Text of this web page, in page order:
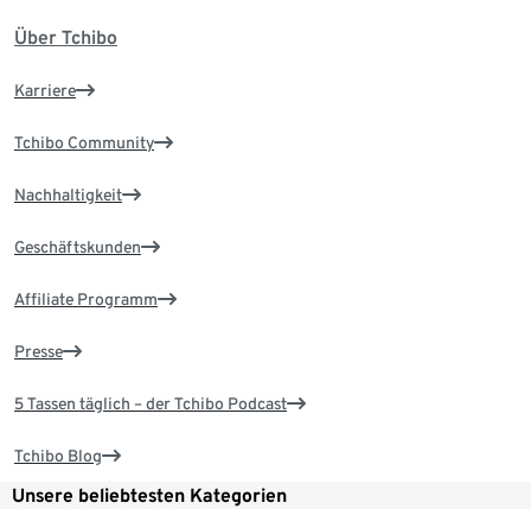
Über Tchibo
Karriere
Tchibo Community
Nachhaltigkeit
Geschäftskunden
Affiliate Programm
Presse
5 Tassen täglich – der Tchibo Podcast
Tchibo Blog
Unsere beliebtesten Kategorien